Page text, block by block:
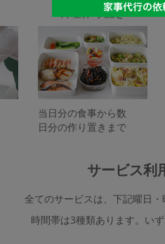
料理作り置き
当日分の食事から数
日分の作り置きまで
サービス利
全てのサービスは、下記曜日・
時間帯は3種類あります。い